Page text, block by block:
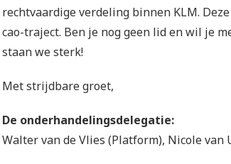
rechtvaardige verdeling binnen KLM.
cao-traject. Ben je nog geen lid en wil je
staan we sterk!
Met strijdbare groet,
De onderhandelingsdelegatie:
Walter van de Vlies (Platform), Nicole van